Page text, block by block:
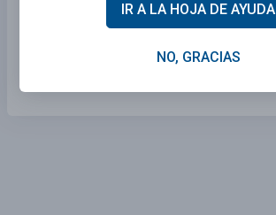
Maine Examen Manejo
Arizona Examen Manejo
IR A LA HOJA DE AYUDA
NO, GRACIAS